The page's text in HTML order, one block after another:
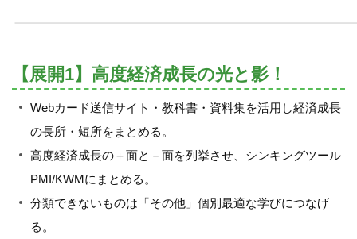
【展開1】高度経済成長の光と影！
Webカード送信サイト・教科書・資料集を活用し経済成長
の長所・短所をまとめる。
高度経済成長の＋面と－面を列挙させ、シンキングツール
PMI/KWMにまとめる。
分類できないものは「その他」個別最適な学びにつなげ
る。